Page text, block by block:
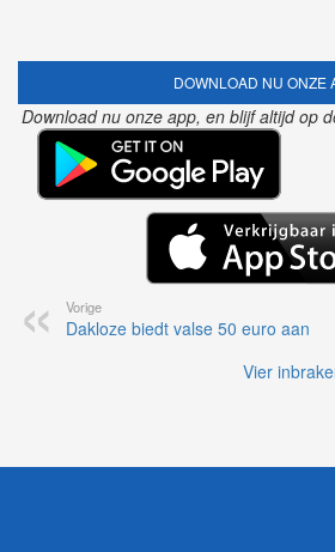
DOWNLOAD NU ONZE
Download nu onze app, en blijf altijd op
Vorige
Dakloze biedt valse 50 euro aan
Vier